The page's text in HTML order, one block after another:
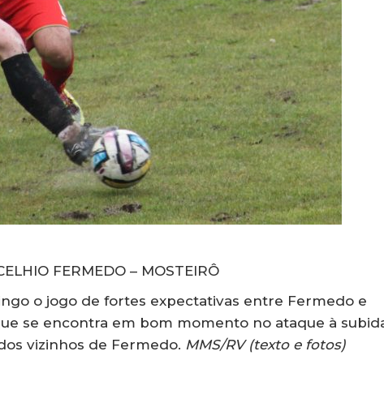
FERMEDO – MOSTEIRÔ
o jogo de fortes expectativas entre Fermedo e
se encontra em bom momento no ataque à
vizinhos de Fermedo. MMS/RV (texto e fotos)